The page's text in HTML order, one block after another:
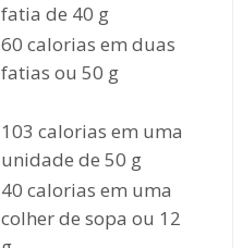
fatia de 40 g
60 calorias em duas
fatias ou 50 g
103 calorias em uma
unidade de 50 g
40 calorias em uma
colher de sopa ou 12